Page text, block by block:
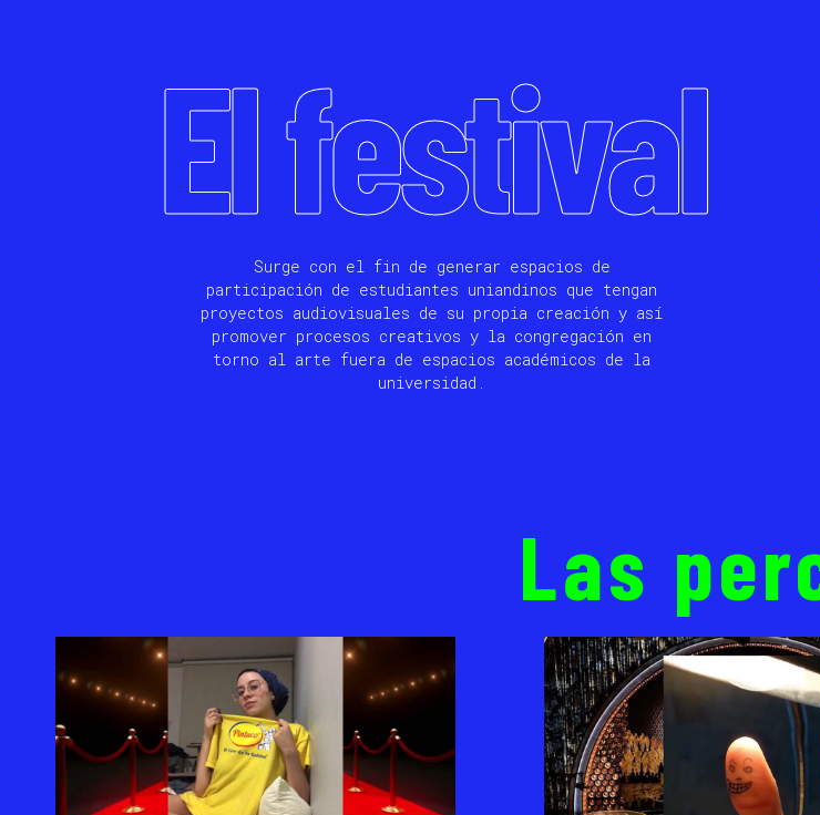
El festival
Surge con el fin de generar espacios de
participación de estudiantes uniandinos que tengan
proyectos audiovisuales de su propia creación y así
promover procesos creativos y la congregación en
torno al arte fuera de espacios académicos de la
universidad.
Las